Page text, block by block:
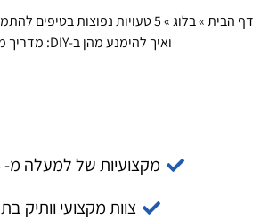
דף הבית»בלוג»
5 טעויות נפוצות בטיפים
ואיך להימנע מהן ב‑DIY: מדריך מקצועי
מקצועיות של למעלה מ- 14 שנה
צוות מקצועי וותיק